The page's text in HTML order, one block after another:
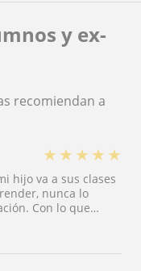
y ex-
recomiendan a
★ ★ ★ ★ ★
hijo va a sus clases
nunca lo
Con lo que
mucho y en el